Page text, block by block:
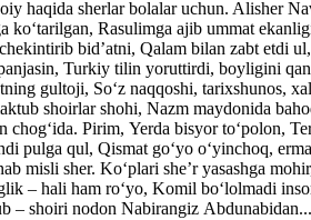
haqida sherlar bolalar uchun. Alisher
Rasulimga ajib ummat
bid’atni, Qalam bilan zabt etdi
Turkiy tilin yoruttirdi, boyligini
gultoji, So‘z naqqoshi, tarixshunos,
shoirlar shohi, Nazm maydonida
Pirim, Yerda bisyor to‘polon,
qul, Qismat go‘yo o‘yinchoq,
misli sher. Ko‘plari she’r yasashga
– hali ham ro‘yo, Komil bo‘lolmadi
shoiri nodon Nabirangiz